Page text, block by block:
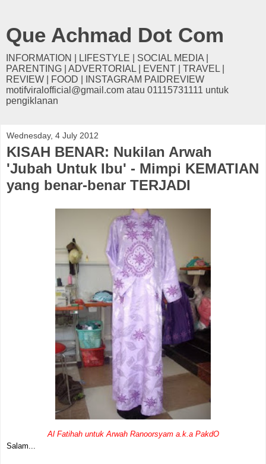
Que Achmad Dot Com
INFORMATION | LIFESTYLE | SOCIAL MEDIA |
PARENTING | ADVERTORIAL | EVENT | TRAVEL |
REVIEW | FOOD | INSTAGRAM PAIDREVIEW
motifviralofficial@gmail.com atau 01115731111 untuk
pengiklanan
Wednesday, 4 July 2012
KISAH BENAR: Nukilan Arwah
'Jubah Untuk Ibu' - Mimpi KEMATIAN
yang benar-benar TERJADI
Al Fatihah untuk Arwah Ranoorsyam a.k.a PakdO
Salam...